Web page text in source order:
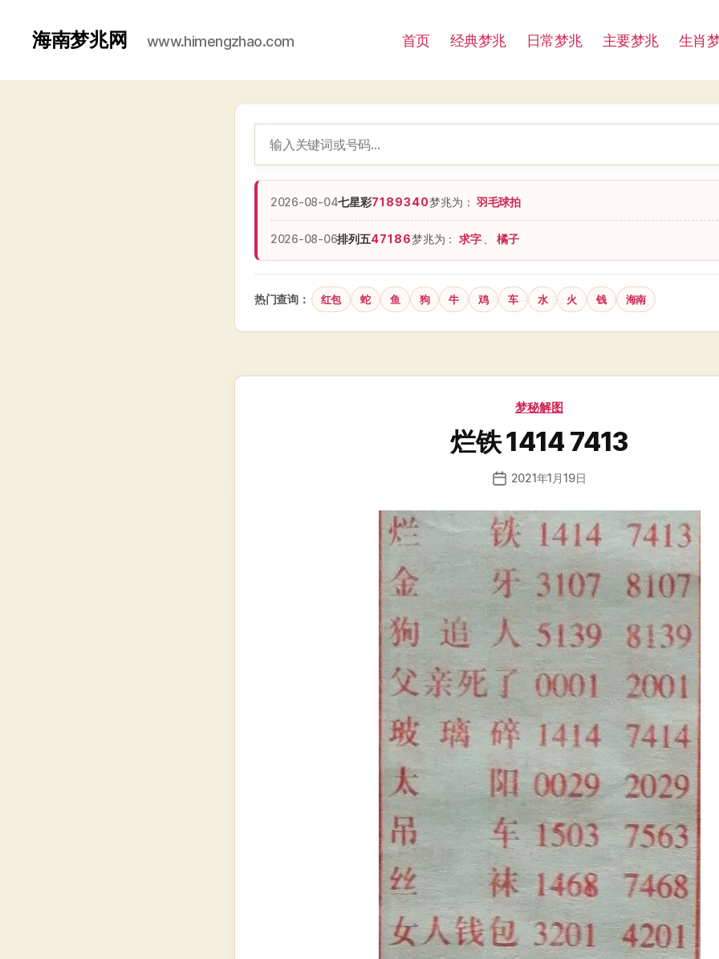
海南梦兆网 www.himengzhao.com 首页 经典梦兆 日常梦兆 主要梦兆 生肖
2026-08-04七星彩7189340梦兆为：羽毛球拍
2026-08-06排列五47186梦兆为： 求字 橘子
热门查询： 红包 蛇 鱼 狗 牛 鸡 车 水 火 钱 海南
分
梦秘解图
烂铁 1414 7413
发
日
期
2021年1月19日